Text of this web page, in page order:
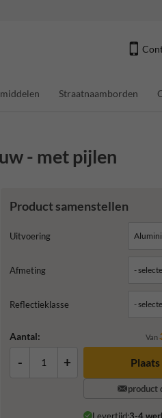
Straatnaamborden
- met pijlen
Product samenstellen
Uitvoering
Afmeting
Reflectieklasse
Aantal: Van
- +
product
Levertijd:3-4